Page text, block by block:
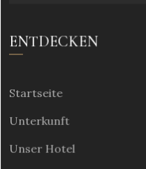
ENTDECKEN
Startseite
Unterkunft
Unser Hotel